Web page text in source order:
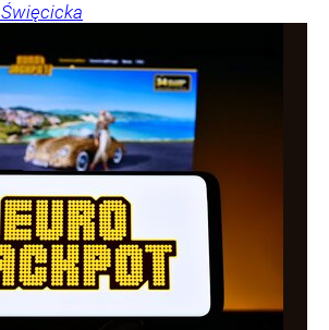
Święcicka